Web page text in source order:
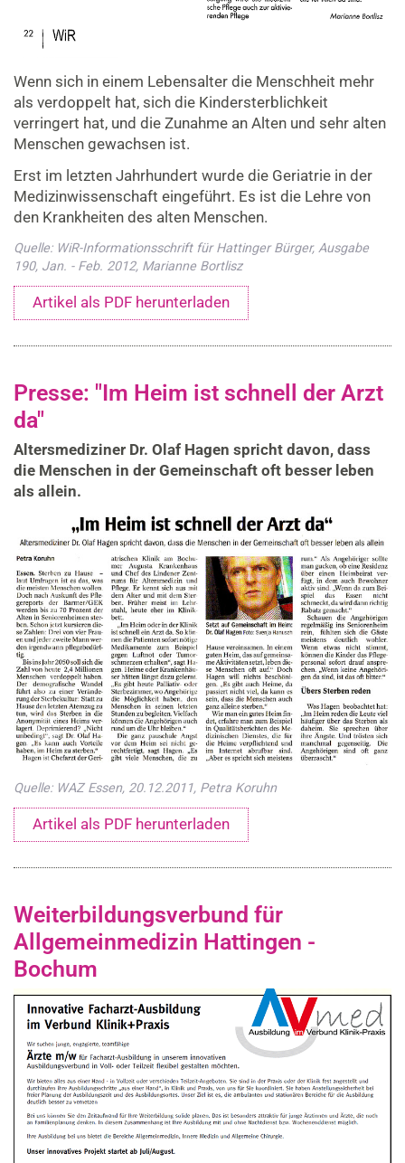
Wenn sich in einem Lebensalter die Menschheit mehr
als verdoppelt hat, sich die Kindersterblichkeit
verringert hat, und die Zunahme an Alten und sehr alten
Menschen gewachsen ist.
Erst im letzten Jahrhundert wurde die Geriatrie in der
Medizinwissenschaft eingeführt. Es ist die Lehre von
den Krankheiten des alten Menschen.
Quelle: WiR-Informationsschrift für Hattinger Bürger, Ausgabe
190, Jan. - Feb. 2012, Marianne Bortlisz
Artikel als PDF herunterladen
Presse: "Im Heim ist schnell der Arzt
da"
Altersmediziner Dr. Olaf Hagen spricht davon, dass
die Menschen in der Gemeinschaft oft besser leben
als allein.
Quelle: WAZ Essen, 20.12.2011, Petra Koruhn
Artikel als PDF herunterladen
Weiterbildungsverbund für
Allgemeinmedizin Hattingen -
Bochum